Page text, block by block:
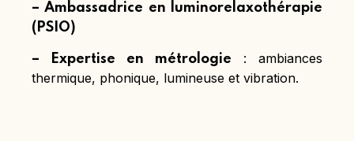
– Ambassadrice en luminorelaxothérapie
(PSIO)
– Expertise en métrologie
: ambiances
thermique, phonique, lumineuse et vibration.